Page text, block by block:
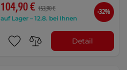
104,90 € 153,90 €
auf Lager – 12.8. bei Ihnen
-32%
Detail